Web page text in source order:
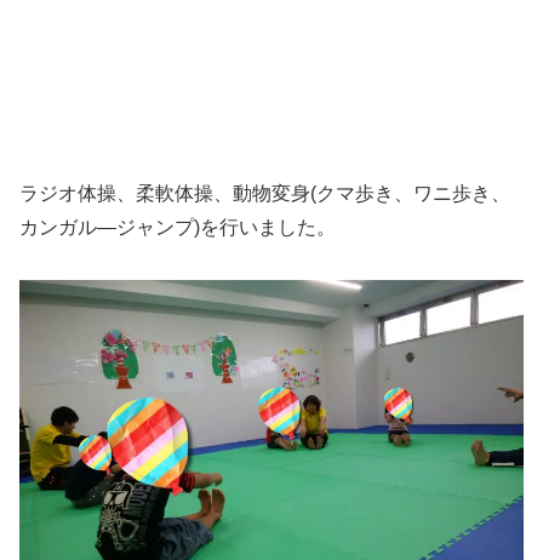
ラジオ体操、柔軟体操、動物変身(クマ歩き、ワニ歩き、
カンガル―ジャンプ)を行いました。